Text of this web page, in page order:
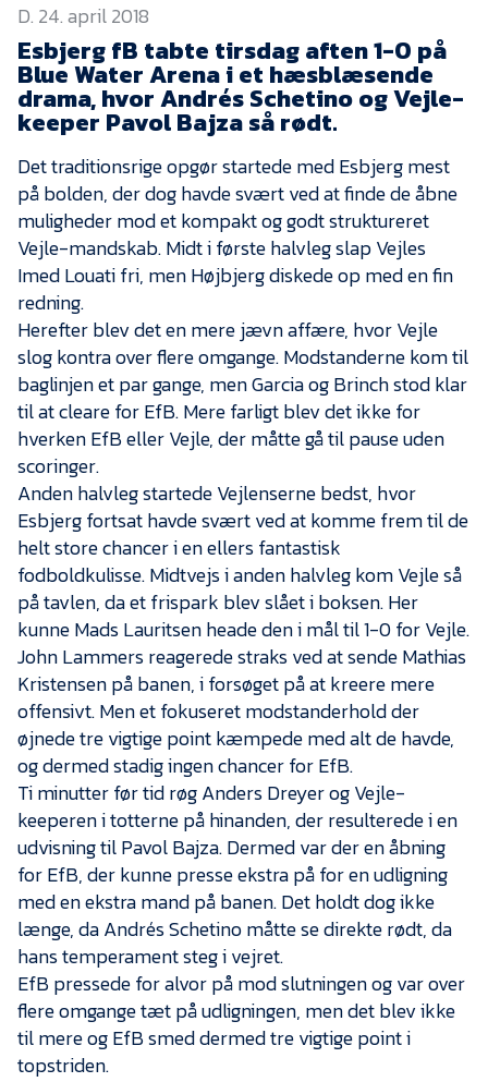
Om Esbjerg fB
EfB Akademi
Sydvestjysk Fodbold
Samarbejde
Partnere
Blue Water Arena
Aktionærinformation
Kontakt
Job i EfB
Presse
D. 24. april 2018
Esbjerg fB tabte tirsdag aften 1-0 på
Blue Water Arena i et hæsblæsende
drama, hvor Andrés Schetino og Vejle-
keeper Pavol Bajza så rødt.
Det traditionsrige opgør startede med Esbjerg mest
på bolden, der dog havde svært ved at finde de åbne
muligheder mod et kompakt og godt struktureret
Vejle-mandskab. Midt i første halvleg slap Vejles
Imed Louati fri, men Højbjerg diskede op med en fin
redning.
Herefter blev det en mere jævn affære, hvor Vejle
slog kontra over flere omgange. Modstanderne kom til
baglinjen et par gange, men Garcia og Brinch stod klar
til at cleare for EfB. Mere farligt blev det ikke for
hverken EfB eller Vejle, der måtte gå til pause uden
scoringer.
Anden halvleg startede Vejlenserne bedst, hvor
Esbjerg fortsat havde svært ved at komme frem til de
helt store chancer i en ellers fantastisk
fodboldkulisse. Midtvejs i anden halvleg kom Vejle så
på tavlen, da et frispark blev slået i boksen. Her
kunne Mads Lauritsen heade den i mål til 1-0 for Vejle.
John Lammers reagerede straks ved at sende Mathias
Kristensen på banen, i forsøget på at kreere mere
offensivt. Men et fokuseret modstanderhold der
øjnede tre vigtige point kæmpede med alt de havde,
og dermed stadig ingen chancer for EfB.
Ti minutter før tid røg Anders Dreyer og Vejle-
keeperen i totterne på hinanden, der resulterede i en
udvisning til Pavol Bajza. Dermed var der en åbning
for EfB, der kunne presse ekstra på for en udligning
med en ekstra mand på banen. Det holdt dog ikke
længe, da Andrés Schetino måtte se direkte rødt, da
hans temperament steg i vejret.
EfB pressede for alvor på mod slutningen og var over
flere omgange tæt på udligningen, men det blev ikke
til mere og EfB smed dermed tre vigtige point i
topstriden.